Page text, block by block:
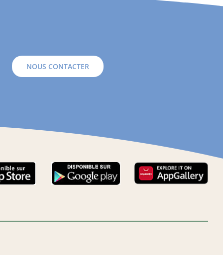
NOUS CONTACTER